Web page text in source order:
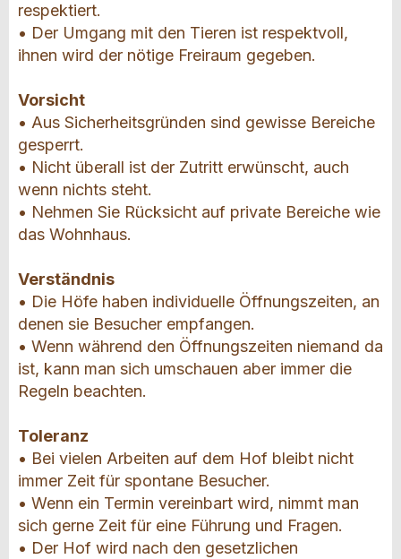
respektiert.
• Der Umgang mit den Tieren ist respektvoll,
ihnen wird der nötige Freiraum gegeben.
Vorsicht
• Aus Sicherheitsgründen sind gewisse Bereiche
gesperrt.
• Nicht überall ist der Zutritt erwünscht, auch
wenn nichts steht.
• Nehmen Sie Rücksicht auf private Bereiche wie
das Wohnhaus.
Verständnis
• Die Höfe haben individuelle Öffnungszeiten, an
denen sie Besucher empfangen.
• Wenn während den Öffnungszeiten niemand da
ist, kann man sich umschauen aber immer die
Regeln beachten.
Toleranz
• Bei vielen Arbeiten auf dem Hof bleibt nicht
immer Zeit für spontane Besucher.
• Wenn ein Termin vereinbart wird, nimmt man
sich gerne Zeit für eine Führung und Fragen.
• Der Hof wird nach den gesetzlichen